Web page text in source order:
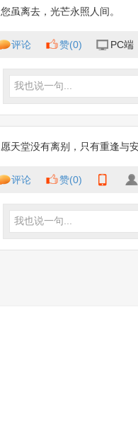
您虽离去，光芒永照人间。
评论 赞(0) PC端
我也说一句...
愿天堂没有离别，只有重逢与安
评论 赞(0)
我也说一句...